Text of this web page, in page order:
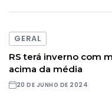
GERAL
RS terá inverno com
acima da média
20 DE JUNHO DE 2024